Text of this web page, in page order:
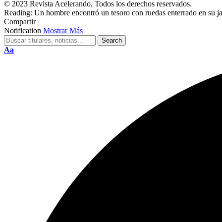
© 2023 Revista Acelerando, Todos los derechos reservados.
Reading: Un hombre encontró un tesoro con ruedas enterrado en su
Compartir
Notification Mostrar Más
Cambiar
Aa